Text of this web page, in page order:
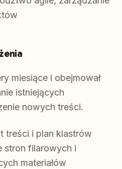
miesiące i obejmował
istniejących
nowych treści.
treści i plan klastrów
stron filarowych i
materiałów